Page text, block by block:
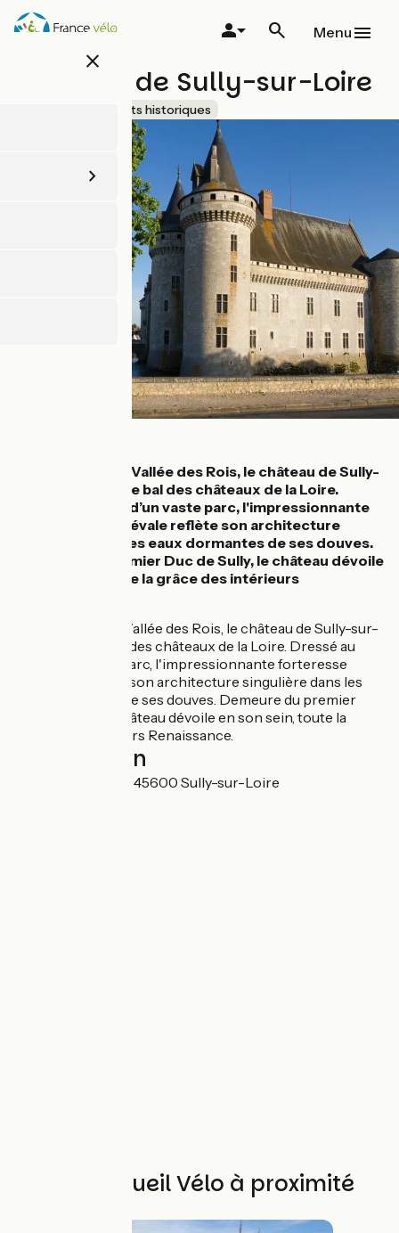
Aller
au
close
Menu
Château de Sully-sur-Loire
Sites et monuments historiques
Aux portes de la Vallée des Rois, le château de Sully-
sur-Loire ouvre le bal des châteaux de la Loire.
Dressé au cœur d’un vaste parc, l'impressionnante
forteresse médiévale reflète son architecture
singulière dans les eaux dormantes de ses douves.
Demeure du premier Duc de Sully, le château dévoile
en son sein, toute la grâce des intérieurs
Aux portes de la Vallée des Rois, le château de Sully-sur-
Loire ouvre le bal des châteaux de la Loire. Dressé au
cœur d’un vaste parc, l'impressionnante forteresse
médiévale reflète son architecture singulière dans les
eaux dormantes de ses douves. Demeure du premier
Duc de Sully, le château dévoile en son sein, toute la
grâce des intérieurs Renaissance.
Localisation
Avenue de la Gare 45600 Sully-sur-Loire
Autres Accueil Vélo à proximité